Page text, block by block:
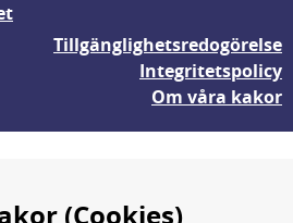
Tillgänglighetsredogörelse
Integritetspolicy
Om våra kakor
(Cookies)